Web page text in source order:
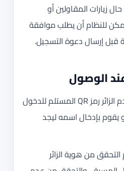
زيارات المقاولين أو
للنظام أن يطلب موافقة
قبل إرسال دعوة التسجيل.
الوصول
يستخدم الزائر رمز QR المستلم للدخول
يقوم بإدخال اسمه ليجد
التحقق من هوية الزائر